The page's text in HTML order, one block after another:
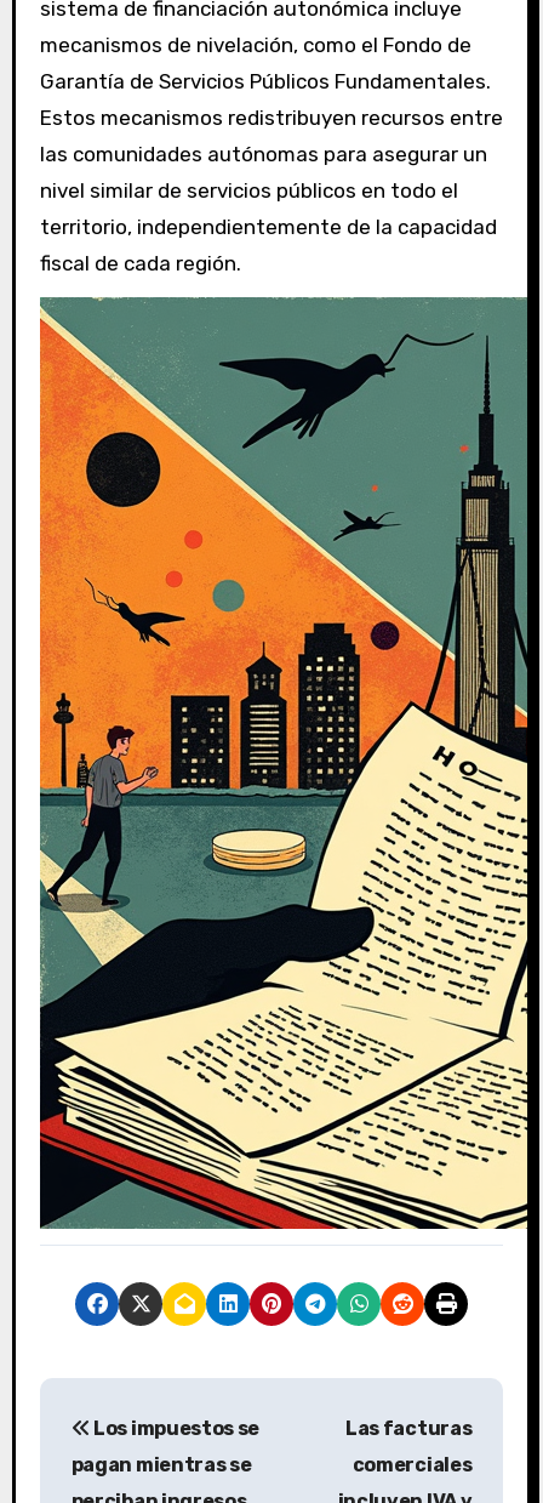
sistema de financiación autonómica incluye
mecanismos de nivelación, como el Fondo de
Garantía de Servicios Públicos Fundamentales.
Estos mecanismos redistribuyen recursos entre
las comunidades autónomas para asegurar un
nivel similar de servicios públicos en todo el
territorio, independientemente de la capacidad
fiscal de cada región.
Los impuestos se
pagan mientras se
Las facturas
comerciales